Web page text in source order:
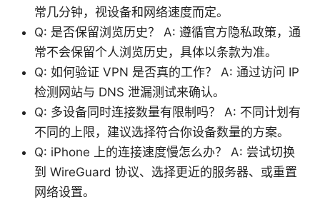
常几分钟，视设备和网络速度而定。
Q: 是否保留浏览历史？ A: 遵循官方隐私政策，通
常不会保留个人浏览历史，具体以条款为准。
Q: 如何验证 VPN 是否真的工作？ A: 通过访问 IP
检测网站与 DNS 泄漏测试来确认。
Q: 多设备同时连接数量有限制吗？ A: 不同计划有
不同的上限，建议选择符合你设备数量的方案。
Q: iPhone 上的连接速度慢怎么办？ A: 尝试切换
到 WireGuard 协议、选择更近的服务器、或重置
网络设置。